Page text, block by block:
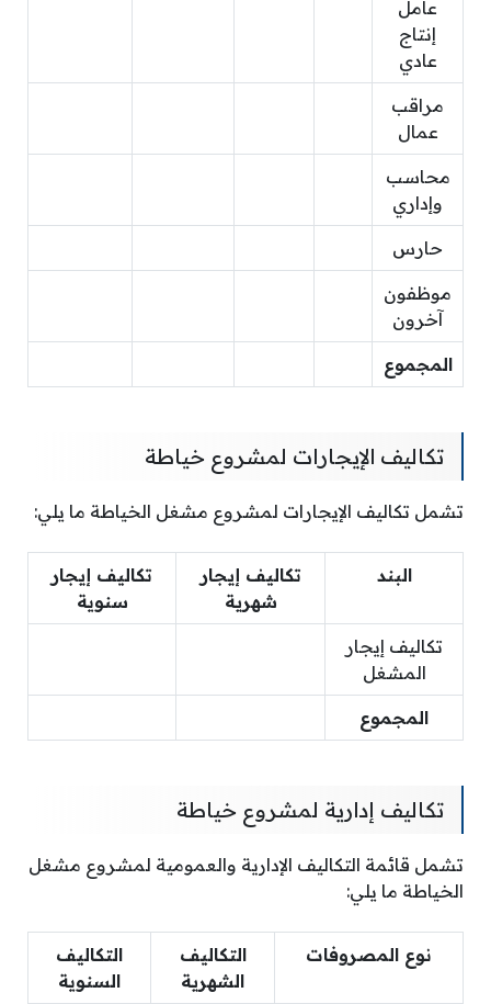
عامل
إنتاج
عادي
مراقب
عمال
محاسب
وإداري
حارس
موظفون
آخرون
المجموع
تكاليف الإيجارات لمشروع خياطة
تشمل تكاليف الإيجارات لمشروع مشغل الخياطة ما يلي:
البند
تكاليف إيجار
شهرية
تكاليف إيجار
سنوية
تكاليف إيجار
المشغل
المجموع
تكاليف إدارية لمشروع خياطة
تشمل قائمة التكاليف الإدارية والعمومية لمشروع مشغل
الخياطة ما يلي:
نوع المصروفات
التكاليف
الشهرية
التكاليف
السنوية